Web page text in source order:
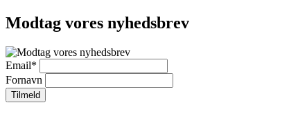
Modtag vores nyhedsbrev
Email*
Fornavn